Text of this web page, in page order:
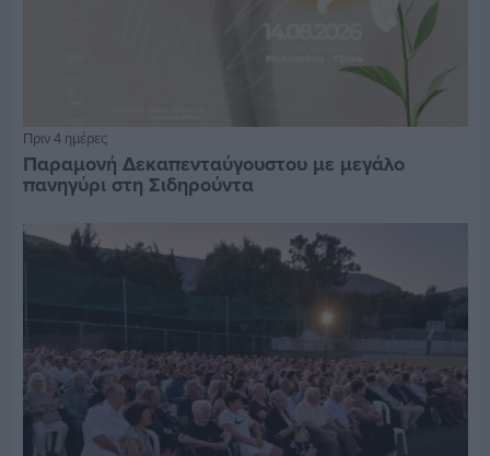
Πριν 4 ημέρες
Παραμονή Δεκαπενταύγουστου με μεγάλο
πανηγύρι στη Σιδηρούντα